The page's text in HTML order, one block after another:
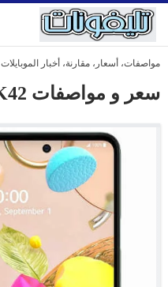
مواصفات، أسعار، مقارنة، أخبار الموبايلات
سعر و مواصفات LG K42